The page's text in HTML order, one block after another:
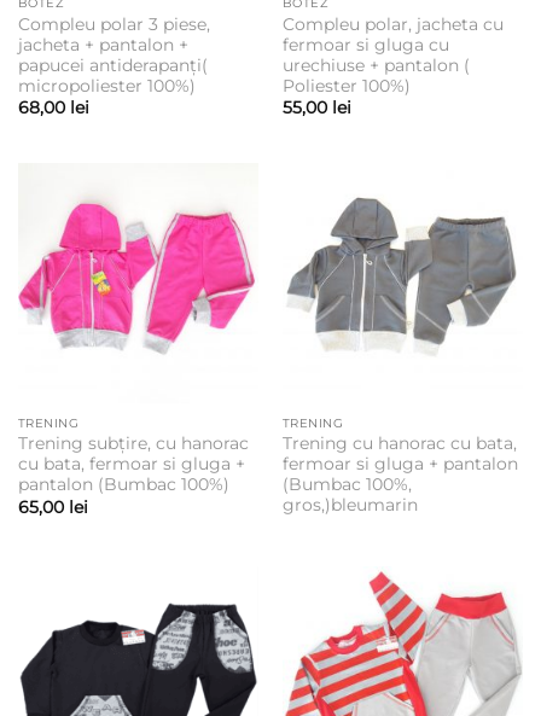
Compleu polar 3 piese,
jacheta + pantalon +
papucei antiderapanți(
micropoliester 100%)
68,00 lei
Compleu polar, jacheta cu
fermoar si gluga cu
urechiuse + pantalon (
Poliester 100%)
55,00 lei
TRENING
Trening subțire, cu hanorac
cu bata, fermoar si gluga +
pantalon (Bumbac 100%)
65,00 lei
TRENING
Trening cu hanorac cu bata,
fermoar si gluga + pantalon
(Bumbac 100%,
gros,)bleumarin